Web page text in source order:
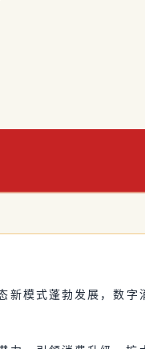
新模式蓬勃发展，数字